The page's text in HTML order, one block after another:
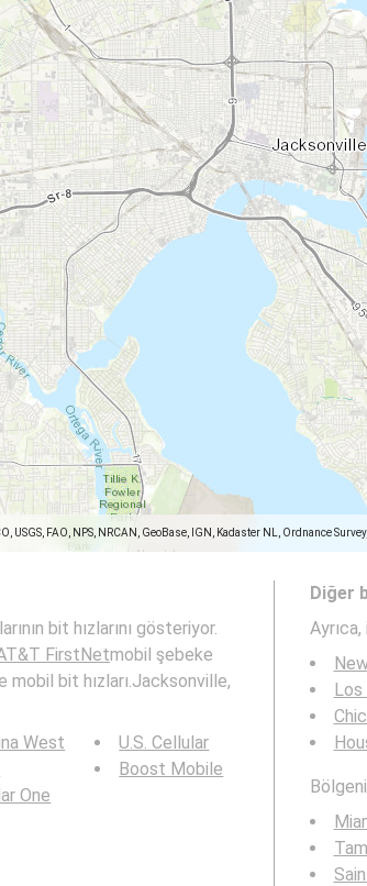
USGS, FAO, NPS, NRCAN, GeoBase, IGN, Kadaster NL, Ordnance
bit hızlarını gösteriyor.
FirstNetmobil şebeke
mobil bit hızları.Jacksonville,
West
One
U.S. Cellular
Boost Mobile
Diğer
Ayrıca,
Los